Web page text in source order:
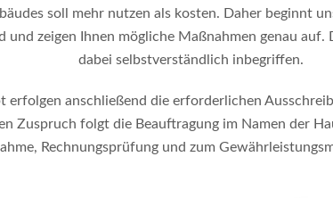
soll mehr nutzen als kosten. Daher beginnt
zeigen Ihnen mögliche Maßnahmen genau
dabei selbstverständlich inbegriffen.
erfolgen anschließend die erforderlichen
Zuspruch folgt die Beauftragung im Namen der
Rechnungsprüfung und zum